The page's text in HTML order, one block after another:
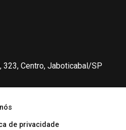
323, Centro, Jaboticabal/SP
de privacidade